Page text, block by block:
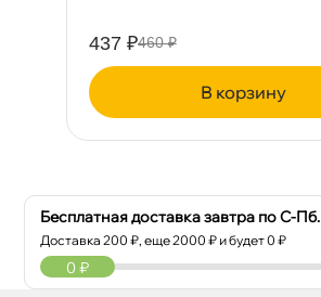
437 ₽460 ₽
корзину
Бесплатная доставка завтра по С-Пб.
Доставка200 ₽, еще2000 ₽ и будет 0 ₽
0 ₽